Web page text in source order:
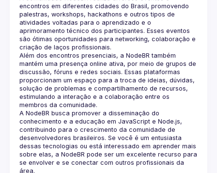
encontros em diferentes cidades do Brasil, promovendo
palestras, workshops, hackathons e outros tipos de
atividades voltadas para o aprendizado e o
aprimoramento técnico dos participantes. Esses eventos
são ótimas oportunidades para networking, colaboração e
Além dos encontros presenciais, a NodeBR também
mantém uma presença online ativa, por meio de grupos de
discussão, fóruns e redes sociais. Essas plataformas
proporcionam um espaço para a troca de ideias, dúvidas,
solução de problemas e compartilhamento de recursos,
estimulando a interação e a colaboração entre os
A NodeBR busca promover a disseminação do
conhecimento e a educação em JavaScript e Node.js,
contribuindo para o crescimento da comunidade de
desenvolvedores brasileiros. Se você é um entusiasta
dessas tecnologias ou está interessado em aprender mais
sobre elas, a NodeBR pode ser um excelente recurso para
se envolver e se conectar com outros profissionais da